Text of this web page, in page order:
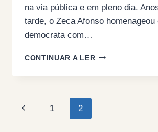
na via pública e em pleno dia.
tarde, o Zeca Afonso homenageou
democrata com…
CONTINUAR A LERPARA
A
Page
Previous1 2